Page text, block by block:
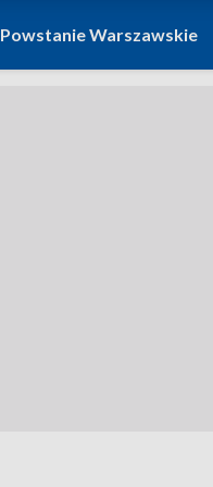
Powstanie Warszawskie